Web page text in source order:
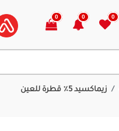
0
0
0
زيماكسيد 5٪ قطرة للعين